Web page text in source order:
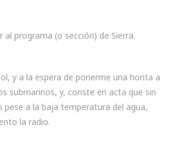
al programa (o sección) de Sierra.
y a la espera de ponerme una horita a
submarinos, y, conste en acta que sin
pese a la baja temperatura del agua,
la radio.